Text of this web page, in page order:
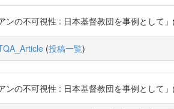
ンの不可視性 : 日本基督教団を事例とし
(投稿一覧)
ンの不可視性 : 日本基督教団を事例とし